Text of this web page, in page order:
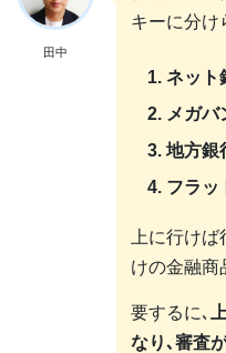
田中
キーに分け
ネット
メガバ
地方銀
フラッ
上に行け
けの金融商
要するに､
なり､審査